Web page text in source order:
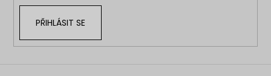
PŘIHLÁSIT SE